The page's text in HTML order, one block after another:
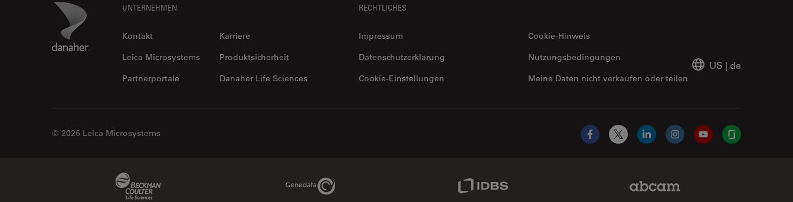
Danaher Logo UNTERNEHMEN
Kontakt
Karriere
Leica Microsystems
Produktsicherheit
Partnerportale
Danaher Life Sciences
RECHTLICHES
Impressum
Cookie-Hinweis
Datenschutzerklärung
Meine Daten nicht verkaufen oder teilen
Nutzungsbedingungen
Cookie-Einstellungen
US | de
© 2026 Leica Microsystems
Facebook
X LinkedInInstagramYouTubeGlassdoor
Genedata Link IDBS Link